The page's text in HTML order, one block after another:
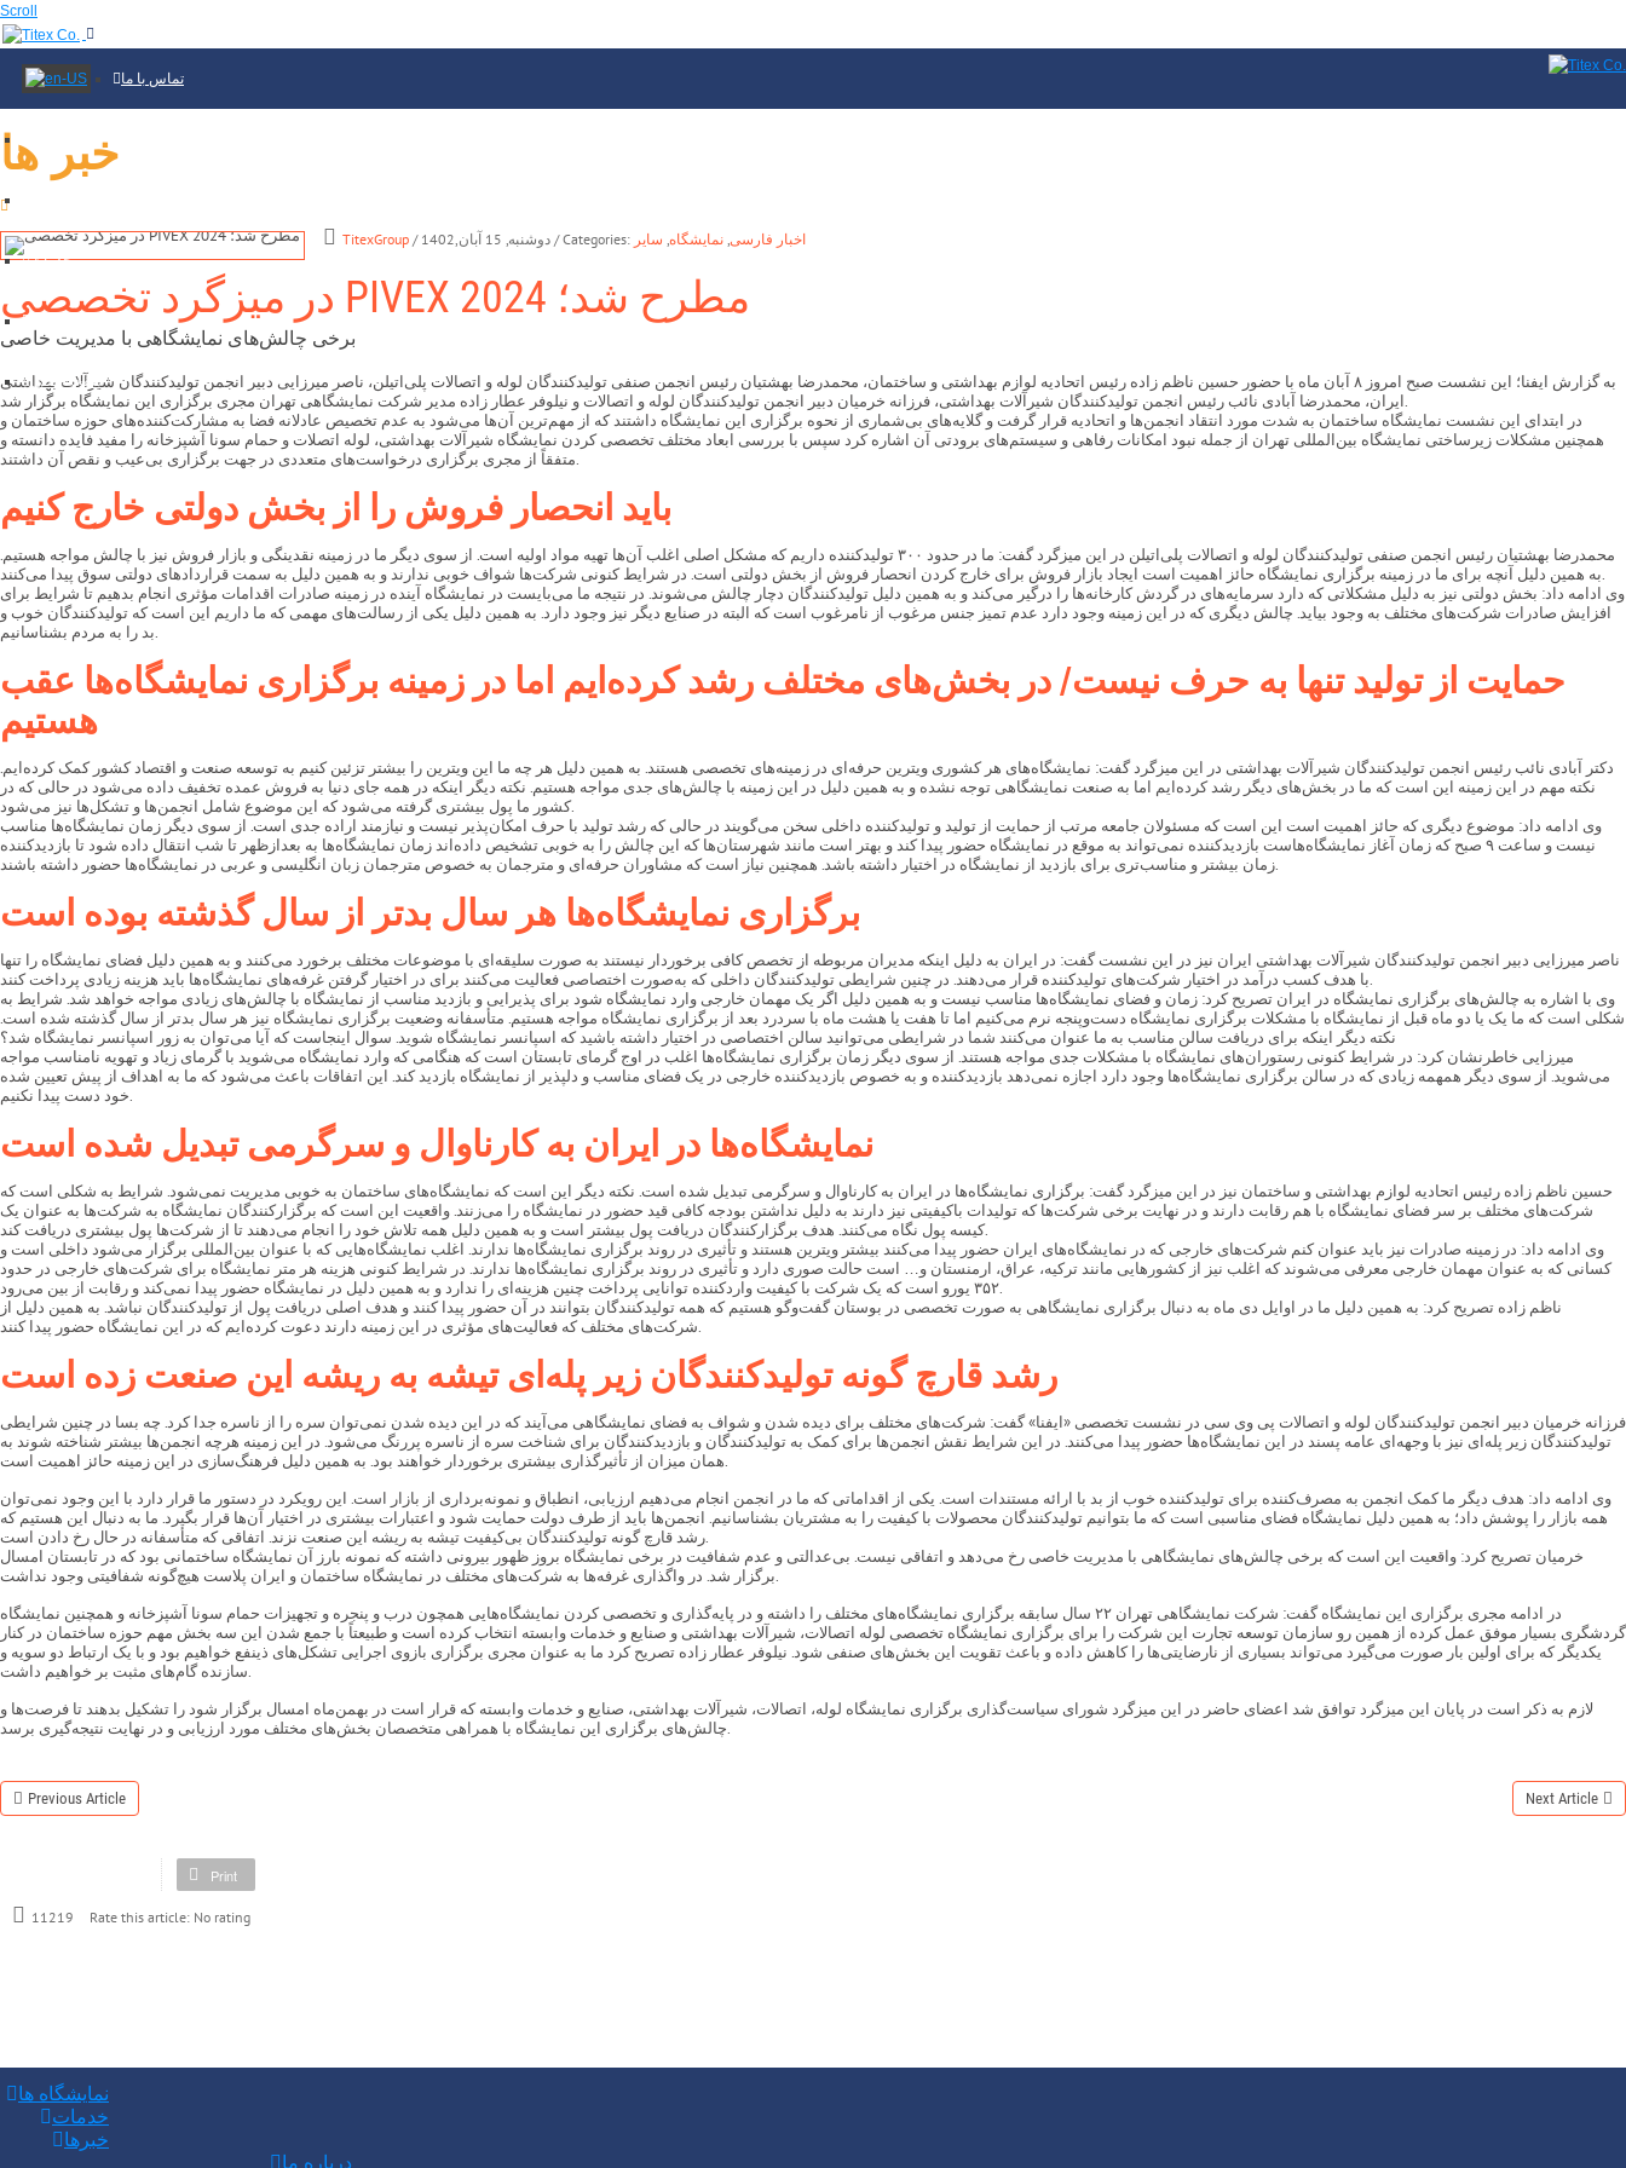
Scroll
تماس با ما
خدمات
صفحه اصلی
خبر ها
TitexGroup / دوشنبه, 15 آبان,1402 / Categories: اخبار فارسی, نمایشگاه, سایر
در میزگرد تخصصی PIVEX 2024 مطرح شد؛
برخی چالش‌های نمایشگاهی با مدیریت خاصی
به گزارش ایفنا؛ این نشست صبح امروز ۸ آبان ماه با حضور حسین ناظم زاده رئیس اتحادیه لوازم بهداشتی و ساختمان، محمدرضا بهشتیان رئیس انجمن صنفی تولیدکنندگان لوله و اتصالات پلی‌اتیلن، ناصر میرزایی دبیر انجمن تولیدکنندگان شیرآلات بهداشتی
ایران، محمدرضا آبادی نائب رئیس انجمن تولیدکنندگان شیرآلات بهداشتی، فرزانه خرمیان دبیر انجمن تولیدکنندگان لوله و اتصالات و نیلوفر عطار زاده مدیر شرکت نمایشگاهی تهران مجری برگزاری این نمایشگاه برگزار شد.
در ابتدای این نشست نمایشگاه ساختمان به شدت مورد انتقاد انجمن‌ها و اتحادیه قرار گرفت و گلایه‌های بی‌شماری از نحوه برگزاری این نمایشگاه داشتند که از مهم‌ترین آن‌ها می‌شود به عدم تخصیص عادلانه فضا به مشارکت‌کننده‌های حوزه ساختمان و
همچنین مشکلات زیرساختی نمایشگاه بین‌المللی تهران از جمله نبود امکانات رفاهی و سیستم‌های برودتی آن اشاره کرد سپس با بررسی ابعاد مختلف تخصصی کردن نمایشگاه شیرآلات بهداشتی، لوله اتصلات و حمام سونا آشپزخانه را مفید فایده دانسته و
متفقاً از مجری برگزاری درخواست‌های متعددی در جهت برگزاری بی‌عیب و نقص آن داشتند.
باید انحصار فروش را از بخش دولتی خارج کنیم
محمدرضا بهشتیان رئیس انجمن صنفی تولیدکنندگان لوله و اتصالات پلی‌اتیلن در این میزگرد گفت: ما در حدود ۳۰۰ تولیدکننده داریم که مشکل اصلی اغلب آن‌ها تهیه مواد اولیه است. از سوی دیگر ما در زمینه نقدینگی و بازار فروش نیز با چالش مواجه هستیم.
به همین دلیل آنچه برای ما در زمینه برگزاری نمایشگاه حائز اهمیت است ایجاد بازار فروش برای خارج کردن انحصار فروش از بخش دولتی است. در شرایط کنونی شرکت‌ها شواف خوبی ندارند و به همین دلیل به سمت قراردادهای دولتی سوق پیدا می‌کنند.
وی ادامه داد: بخش دولتی نیز به دلیل مشکلاتی که دارد سرمایه‌های در گردش کارخانه‌ها را درگیر می‌کند و به همین دلیل تولیدکنندگان دچار چالش می‌شوند. در نتیجه ما می‌بایست در نمایشگاه آینده در زمینه صادرات اقدامات مؤثری انجام بدهیم تا شرایط برای
افزایش صادرات شرکت‌های مختلف به وجود بیاید. چالش دیگری که در این زمینه وجود دارد عدم تمیز جنس مرغوب از نامرغوب است که البته در صنایع دیگر نیز وجود دارد. به همین دلیل یکی از رسالت‌های مهمی که ما داریم این است که تولیدکنندگان خوب و
بد را به مردم بشناسانیم.
حمایت از تولید تنها به حرف نیست/ در بخش‌های مختلف رشد کرده‌ایم اما در زمینه برگزاری نمایشگاه‌ها عقب
هستیم
دکتر آبادی نائب رئیس انجمن تولیدکنندگان شیرآلات بهداشتی در این میزگرد گفت: نمایشگاه‌های هر کشوری ویترین حرفه‌ای در زمینه‌های تخصصی هستند. به همین دلیل هر چه ما این ویترین را بیشتر تزئین کنیم به توسعه صنعت و اقتصاد کشور کمک کرده‌ایم.
نکته مهم در این زمینه این است که ما در بخش‌های دیگر رشد کرده‌ایم اما به صنعت نمایشگاهی توجه نشده و به همین دلیل در این زمینه با چالش‌های جدی مواجه هستیم. نکته دیگر اینکه در همه جای دنیا به فروش عمده تخفیف داده می‌شود در حالی که در
کشور ما پول بیشتری گرفته می‌شود که این موضوع شامل انجمن‌ها و تشکل‌ها نیز می‌شود.
وی ادامه داد: موضوع دیگری که حائز اهمیت است این است که مسئولان جامعه مرتب از حمایت از تولید و تولیدکننده داخلی سخن می‌گویند در حالی که رشد تولید با حرف امکان‌پذیر نیست و نیازمند اراده جدی است. از سوی دیگر زمان نمایشگاه‌ها مناسب
نیست و ساعت ۹ صبح که زمان آغاز نمایشگاه‌هاست بازدیدکننده نمی‌تواند به موقع در نمایشگاه حضور پیدا کند و بهتر است مانند شهرستان‌ها که این چالش را به خوبی تشخیص داده‌اند زمان نمایشگاه‌ها به بعدازظهر تا شب انتقال داده شود تا بازدیدکننده
زمان بیشتر و مناسب‌تری برای بازدید از نمایشگاه در اختیار داشته باشد. همچنین نیاز است که مشاوران حرفه‌ای و مترجمان به خصوص مترجمان زبان انگلیسی و عربی در نمایشگاه‌ها حضور داشته باشند.
برگزاری نمایشگاه‌ها هر سال بدتر از سال گذشته بوده است
ناصر میرزایی دبیر انجمن تولیدکنندگان شیرآلات بهداشتی ایران نیز در این نشست گفت: در ایران به دلیل اینکه مدیران مربوطه از تخصص کافی برخوردار نیستند به صورت سلیقه‌ای با موضوعات مختلف برخورد می‌کنند و به همین دلیل فضای نمایشگاه را تنها
با هدف کسب درآمد در اختیار شرکت‌های تولیدکننده قرار می‌دهند. در چنین شرایطی تولیدکنندگان داخلی که به‌صورت اختصاصی فعالیت می‌کنند برای در اختیار گرفتن غرفه‌های نمایشگاه‌ها باید هزینه زیادی پرداخت کنند.
وی با اشاره به چالش‌های برگزاری نمایشگاه در ایران تصریح کرد: زمان و فضای نمایشگاه‌ها مناسب نیست و به همین دلیل اگر یک مهمان خارجی وارد نمایشگاه شود برای پذیرایی و بازدید مناسب از نمایشگاه با چالش‌های زیادی مواجه خواهد شد. شرایط به
شکلی است که ما یک یا دو ماه قبل از نمایشگاه با مشکلات برگزاری نمایشگاه دست‌وپنجه نرم می‌کنیم اما تا هفت یا هشت ماه با سردرد بعد از برگزاری نمایشگاه مواجه هستیم. متأسفانه وضعیت برگزاری نمایشگاه نیز هر سال بدتر از سال گذشته شده است.
نکته دیگر اینکه برای دریافت سالن مناسب به ما عنوان می‌کنند شما در شرایطی می‌توانید سالن اختصاصی در اختیار داشته باشید که اسپانسر نمایشگاه شوید. سوال اینجاست که آیا می‌توان به زور اسپانسر نمایشگاه شد؟
میرزایی خاطرنشان کرد: در شرایط کنونی رستوران‌های نمایشگاه با مشکلات جدی مواجه هستند. از سوی دیگر زمان برگزاری نمایشگاه‌ها اغلب در اوج گرمای تابستان است که هنگامی که وارد نمایشگاه می‌شوید با گرمای زیاد و تهویه نامناسب مواجه
می‌شوید. از سوی دیگر همهمه زیادی که در سالن برگزاری نمایشگاه‌ها وجود دارد اجازه نمی‌دهد بازدیدکننده و به خصوص بازدیدکننده خارجی در یک فضای مناسب و دلپذیر از نمایشگاه بازدید کند. این اتفاقات باعث می‌شود که ما به اهداف از پیش تعیین شده
خود دست پیدا نکنیم.
نمایشگاه‌ها در ایران به کارناوال و سرگرمی تبدیل شده است
حسین ناظم زاده رئیس اتحادیه لوازم بهداشتی و ساختمان نیز در این میزگرد گفت: برگزاری نمایشگاه‌ها در ایران به کارناوال و سرگرمی تبدیل شده است. نکته دیگر این است که نمایشگاه‌های ساختمان به خوبی مدیریت نمی‌شود. شرایط به شکلی است که
شرکت‌های مختلف بر سر فضای نمایشگاه با هم رقابت دارند و در نهایت برخی شرکت‌ها که تولیدات باکیفیتی نیز دارند به دلیل نداشتن بودجه کافی قید حضور در نمایشگاه را می‌زنند. واقعیت این است که برگزارکنندگان نمایشگاه به شرکت‌ها به عنوان یک
کیسه پول نگاه می‌کنند. هدف برگزارکنندگان دریافت پول بیشتر است و به همین دلیل همه تلاش خود را انجام می‌دهند تا از شرکت‌ها پول بیشتری دریافت کند.
وی ادامه داد: در زمینه صادرات نیز باید عنوان کنم شرکت‌های خارجی که در نمایشگاه‌های ایران حضور پیدا می‌کنند بیشتر ویترین هستند و تأثیری در روند برگزاری نمایشگاه‌ها ندارند. اغلب نمایشگاه‌هایی که با عنوان بین‌المللی برگزار می‌شود داخلی است و
کسانی که به عنوان مهمان خارجی معرفی می‌شوند که اغلب نیز از کشورهایی مانند ترکیه، عراق، ارمنستان و… است حالت صوری دارد و تأثیری در روند برگزاری نمایشگاه‌ها ندارند. در شرایط کنونی هزینه هر متر نمایشگاه برای شرکت‌های خارجی در حدود
۳۵۲ یورو است که یک شرکت با کیفیت واردکننده توانایی پرداخت چنین هزینه‌ای را ندارد و به همین دلیل در نمایشگاه حضور پیدا نمی‌کند و رقابت از بین می‌رود.
ناظم زاده تصریح کرد: به همین دلیل ما در اوایل دی ماه به دنبال برگزاری نمایشگاهی به صورت تخصصی در بوستان گفت‌وگو هستیم که همه تولیدکنندگان بتوانند در آن حضور پیدا کنند و هدف اصلی دریافت پول از تولیدکنندگان نباشد. به همین دلیل از
شرکت‌های مختلف که فعالیت‌های مؤثری در این زمینه دارند دعوت کرده‌ایم که در این نمایشگاه حضور پیدا کنند.
رشد قارچ گونه تولیدکنندگان زیر پله‌ای تیشه به ریشه این صنعت زده است
فرزانه خرمیان دبیر انجمن تولیدکنندگان لوله و اتصالات پی وی سی در نشست تخصصی «ایفنا» گفت: شرکت‌های مختلف برای دیده شدن و شواف به فضای نمایشگاهی می‌آیند که در این دیده شدن نمی‌توان سره را از ناسره جدا کرد. چه بسا در چنین شرایطی
تولیدکنندگان زیر پله‌ای نیز با وجهه‌ای عامه پسند در این نمایشگاه‌ها حضور پیدا می‌کنند. در این شرایط نقش انجمن‌ها برای کمک به تولیدکنندگان و بازدیدکنندگان برای شناخت سره از ناسره پررنگ می‌شود. در این زمینه هرچه انجمن‌ها بیشتر شناخته شوند به
همان میزان از تأثیرگذاری بیشتری برخوردار خواهند بود. به همین دلیل فرهنگ‌سازی در این زمینه حائز اهمیت است.
وی ادامه داد: هدف دیگر ما کمک انجمن به مصرف‌کننده برای تولیدکننده خوب از بد با ارائه مستندات است. یکی از اقداماتی که ما در انجمن انجام می‌دهیم ارزیابی، انطباق و نمونه‌برداری از بازار است. این رویکرد در دستور ما قرار دارد با این وجود نمی‌توان
همه بازار را پوشش داد؛ به همین دلیل نمایشگاه فضای مناسبی است که ما بتوانیم تولیدکنندگان محصولات با کیفیت را به مشتریان بشناسانیم. انجمن‌ها باید از طرف دولت حمایت شود و اعتبارات بیشتری در اختیار آن‌ها قرار بگیرد. ما به دنبال این هستیم که
رشد قارچ گونه تولیدکنندگان بی‌کیفیت تیشه به ریشه این صنعت نزند. اتفاقی که متأسفانه در حال رخ دادن است.
خرمیان تصریح کرد: واقعیت این است که برخی چالش‌های نمایشگاهی با مدیریت خاصی رخ می‌دهد و اتفاقی نیست. بی‌عدالتی و عدم شفافیت در برخی نمایشگاه بروز ظهور بیرونی داشته که نمونه بارز آن نمایشگاه ساختمانی بود که در تابستان امسال
برگزار شد. در واگذاری غرفه‌ها به شرکت‌های مختلف در نمایشگاه ساختمان و ایران پلاست هیچ‌گونه شفافیتی وجود نداشت.
در ادامه مجری برگزاری این نمایشگاه گفت: شرکت نمایشگاهی تهران ۲۲ سال سابقه برگزاری نمایشگاه‌های مختلف را داشته و در پایه‌گذاری و تخصصی کردن نمایشگاه‌هایی همچون درب و پنجره و تجهیزات حمام سونا آشپزخانه و همچنین نمایشگاه
گردشگری بسیار موفق عمل کرده از همین رو سازمان توسعه تجارت این شرکت را برای برگزاری نمایشگاه تخصصی لوله اتصالات، شیرآلات بهداشتی و صنایع و خدمات وابسته انتخاب کرده است و طبیعتاً با جمع شدن این سه بخش مهم حوزه ساختمان در کنار
یکدیگر که برای اولین بار صورت می‌گیرد می‌تواند بسیاری از نارضایتی‌ها را کاهش داده و باعث تقویت این بخش‌های صنفی شود. نیلوفر عطار زاده تصریح کرد ما به عنوان مجری برگزاری بازوی اجرایی تشکل‌های ذینفع خواهیم بود و با یک ارتباط دو سویه و
سازنده گام‌های مثبت بر خواهیم داشت.
لازم به ذکر است در پایان این میزگرد توافق شد اعضای حاضر در این میزگرد شورای سیاست‌گذاری برگزاری نمایشگاه لوله، اتصالات، شیرآلات بهداشتی، صنایع و خدمات وابسته که قرار است در بهمن‌ماه امسال برگزار شود را تشکیل بدهند تا فرصت‌ها و
چالش‌های برگزاری این نمایشگاه با همراهی متخصصان بخش‌های مختلف مورد ارزیابی و در نهایت نتیجه‌گیری برسد.
Previous Article Next Article
Print
11219 Rate this article: No rating
نمایشگاه ها
خدمات
خبرها
درباره ما